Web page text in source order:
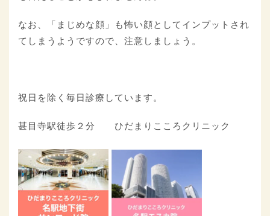
なお、「まじめな顔」も怖い顔としてインプットされ
てしまうようですので、注意しましょう。
祝日を除く毎日診療しています。
甚目寺駅徒歩２分 ひだまりこころクリニック